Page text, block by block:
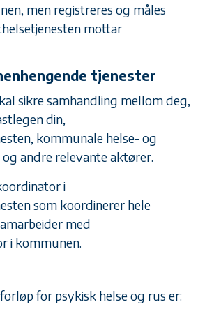
men registreres og måles
mottar
tjenester
sikre samhandling mellom deg,
din,
kommunale helse- og
andre relevante aktører.
i
som koordinerer hele
med
i kommunen.
for psykisk helse og rus er: